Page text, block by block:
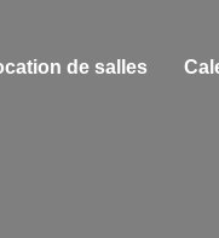
de salles